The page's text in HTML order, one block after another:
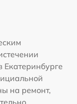
на ремонт,